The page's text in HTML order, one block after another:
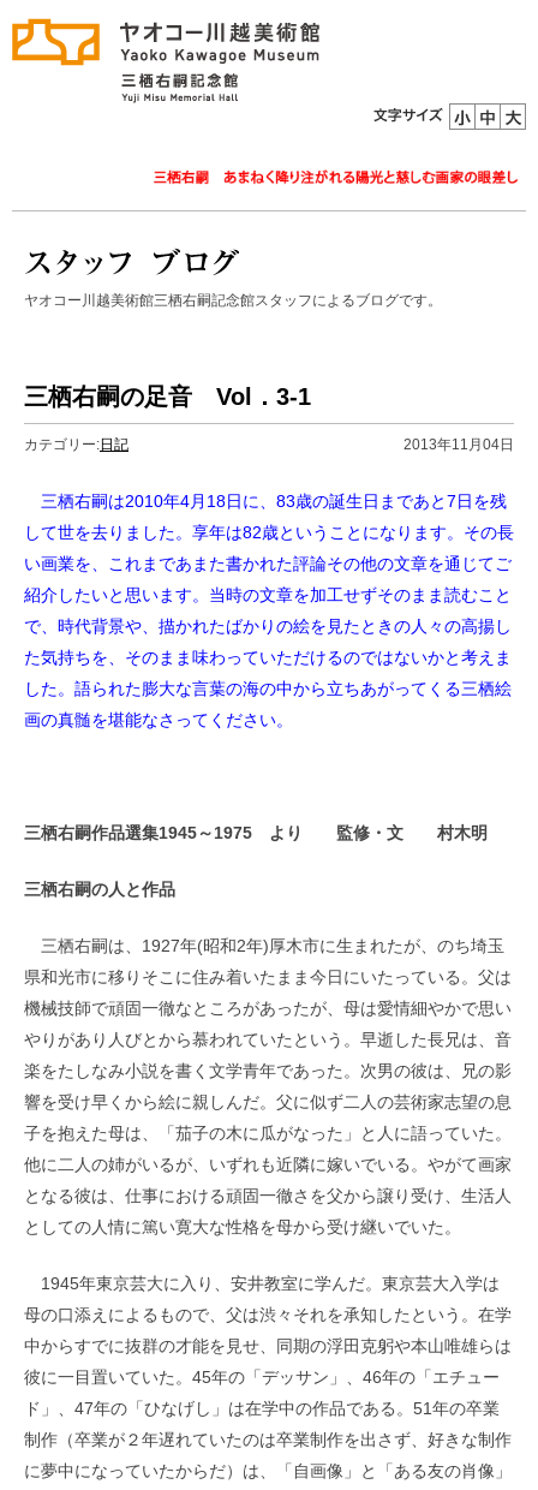
ヤオコー川越美術館三栖右嗣記念館スタッフによるブログです。
三栖右嗣の足音 Vol．3-1
カテゴリー:日記 2013年11月04日
三栖右嗣は2010年4月18日に、83歳の誕生日まであと7日を残
して世を去りました。享年は82歳ということになります。その長
い画業を、これまであまた書かれた評論その他の文章を通じてご
紹介したいと思います。当時の文章を加工せずそのまま読むこと
で、時代背景や、描かれたばかりの絵を見たときの人々の高揚し
た気持ちを、そのまま味わっていただけるのではないかと考えま
した。語られた膨大な言葉の海の中から立ちあがってくる三栖絵
画の真髄を堪能なさってください。
三栖右嗣作品選集1945～1975 より 監修・文 村木明
三栖右嗣の人と作品
三栖右嗣は、1927年(昭和2年)厚木市に生まれたが、のち埼玉
県和光市に移りそこに住み着いたまま今日にいたっている。父は
機械技師で頑固一徹なところがあったが、母は愛情細やかで思い
やりがあり人びとから慕われていたという。早逝した長兄は、音
楽をたしなみ小説を書く文学青年であった。次男の彼は、兄の影
響を受け早くから絵に親しんだ。父に似ず二人の芸術家志望の息
子を抱えた母は、「茄子の木に瓜がなった」と人に語っていた。
他に二人の姉がいるが、いずれも近隣に嫁いでいる。やがて画家
となる彼は、仕事における頑固一徹さを父から譲り受け、生活人
としての人情に篤い寛大な性格を母から受け継いでいた。
1945年東京芸大に入り、安井教室に学んだ。東京芸大入学は
母の口添えによるもので、父は渋々それを承知したという。在学
中からすでに抜群の才能を見せ、同期の浮田克躬や本山唯雄らは
彼に一目置いていた。45年の「デッサン」、46年の「エチュー
ド」、47年の「ひなげし」は在学中の作品である。51年の卒業
制作（卒業が２年遅れていたのは卒業制作を出さず、好きな制作
に夢中になっていたからだ）は、「自画像」と「ある友の肖像」